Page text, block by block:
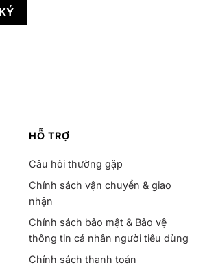
HỖ TRỢ
Câu hỏi thường gặp
Chính sách vận chuyển & giao
nhận
Chính sách bảo mật & Bảo vệ
thông tin cá nhân người tiêu dùng
Chính sách thanh toán